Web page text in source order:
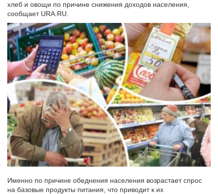
хлеб и овощи по причине снижения доходов населения,
сообщает URA.RU.
Именно по причине обеднения населения возрастает спрос
на базовые продукты питания, что приводит к их